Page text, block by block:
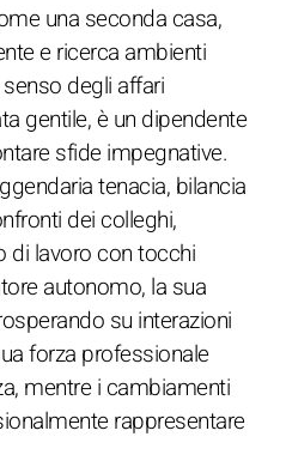
una seconda casa,
e ricerca ambienti
degli affari
gentile, è un dipendente
sfide impegnative.
tenacia, bilancia
dei colleghi,
di lavoro con tocchi
autonomo, la sua
su interazioni
forza professionale
mentre i cambiamenti
rappresentare